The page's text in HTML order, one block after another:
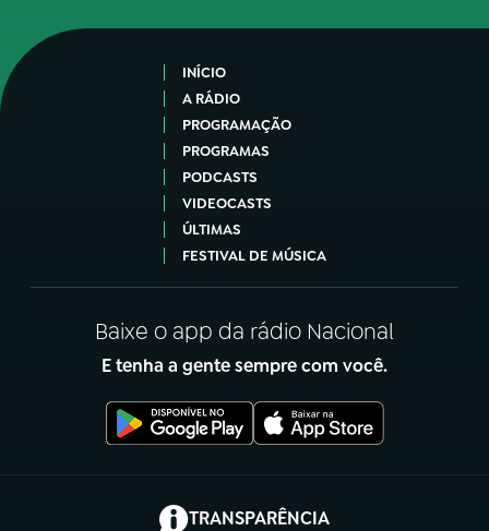
INÍCIO
A RÁDIO
PROGRAMAÇÃO
PROGRAMAS
PODCASTS
VIDEOCASTS
ÚLTIMAS
FESTIVAL DE MÚSICA
Baixe o app da rádio Nacional
E tenha a gente sempre com você.
TRANSPARÊNCIA
(abre em nova aba)